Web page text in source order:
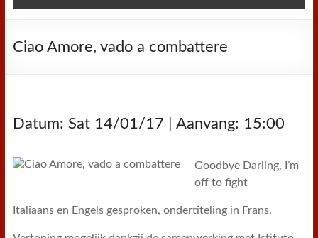
Ciao Amore, vado a combattere
Datum: Sat 14/01/17 | Aanvang: 15:00
Goodbye Darling, I’m
off to fight
Italiaans en Engels gesproken, ondertiteling in Frans.